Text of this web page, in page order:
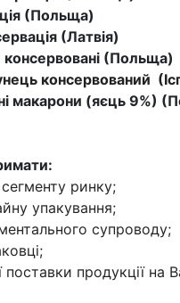
(Польща)
(Латвія)
(Польща)
консервований
(яєць 9%)
ринку;
упакування;
супроводу;
поставки продукції на